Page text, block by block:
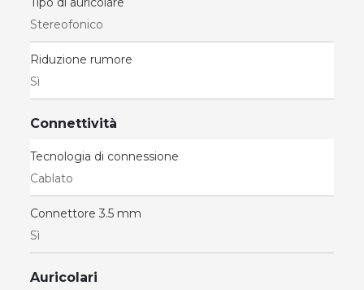
Stereofonico
Riduzione rumore
Sì
Connettività
Tecnologia di connessione
Cablato
Connettore 3.5 mm
Sì
Auricolari